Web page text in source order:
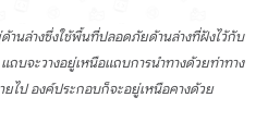
านล่างซึ่งใช้พื้นที่ปลอดภัยด้านล่างที่ฝังไว้กับ
แถบจะวางอยู่เหนือแถบการนำทางด้วยท่าทาง
ไป องค์ประกอบก็จะอยู่เหนือคางด้วย